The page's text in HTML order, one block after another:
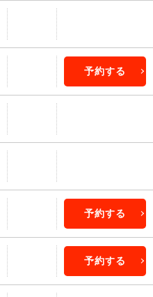
予約する
予約する
予約する